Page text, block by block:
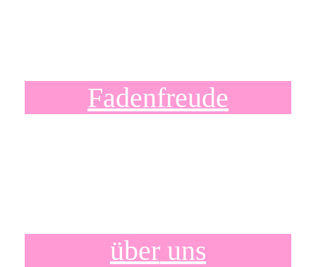
Fadenfreude
überuns